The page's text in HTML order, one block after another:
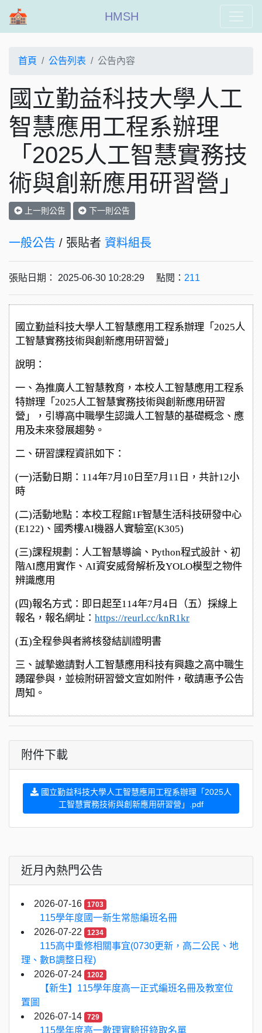
HMSH
首頁 公告列表 公告內容
國立勤益科技大學人工
智慧應用工程系辦理
「2025人工智慧實務技
術與創新應用研習營」
上一則公告 下一則公告
一般公告 / 張貼者 資料組長
張貼日期： 2025-06-30 10:28:29 點閱： 211
國立勤益科技大學人工智慧應用工程系辦理「2025人
工智慧實務技術與創新應用研習營」
說明：
一、為推廣人工智慧教育，本校人工智慧應用工程系
特辦理「2025人工智慧實務技術與創新應用研習
營」，引導高中職學生認識人工智慧的基礎概念、應
用及未來發展趨勢。
二、研習課程資訊如下：
(一)活動日期：114年7月10日至7月11日，共計12小
時
(二)活動地點：本校工程館1F智慧生活科技研發中心
(E122)、國秀樓AI機器人實驗室(K305)
(三)課程規劃：人工智慧導論、Python程式設計、初
階AI應用實作、AI資安威脅解析及YOLO模型之物件
辨識應用
(四)報名方式：即日起至114年7月4日（五）採線上
報名，報名網址： https://reurl.cc/knR1kr
(五)全程參與者將核發結訓證明書
三、誠摯邀請對人工智慧應用科技有興趣之高中職生
踴躍參與，並檢附研習營文宣如附件，敬請惠予公告
周知。
附件下載
國立勤益科技大學人工智慧應用工程系辦理「2025人
工智慧實務技術與創新應用研習營」.pdf
近月內熱門公告
2026-07-16 1703
115學年度國一新生常態編班名冊
2026-07-22
1234
115高中重修相關事宜(0730更新，高二公民、地
理、數B調整日程)
2026-07-24
1202
【新生】115學年度高一正式編班名冊及教室位
置圖
2026-07-14
729
115學年度高一數理實驗班錄取名單